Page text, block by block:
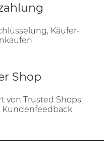
Käufer-
Shop
von Trusted Shops.
Kundenfeedback